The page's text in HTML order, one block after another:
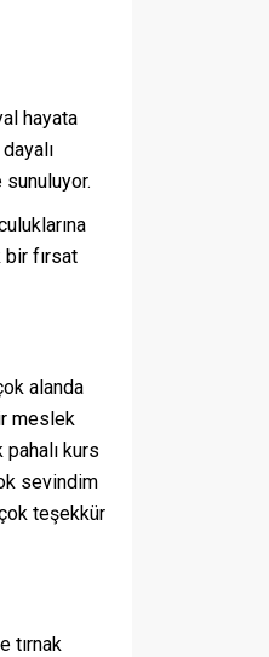
hayata
bir fırsat
alanda
meslek
kurs
sevindim
teşekkür
tırnak